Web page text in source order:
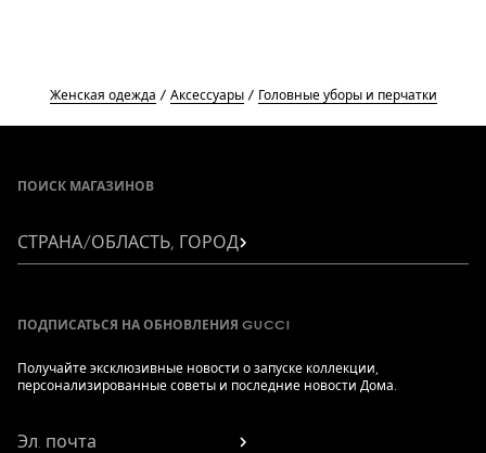
Женская одежда Аксессуары Головные уборы и перчатки
ПОИСК МАГАЗИНОВ
СТРАНА/ОБЛАСТЬ, ГОРОД
ПОДПИСАТЬСЯ НА ОБНОВЛЕНИЯ GUCCI
Получайте эксклюзивные новости о запуске коллекции,
персонализированные советы и последние новости Дома.
Эл. почта